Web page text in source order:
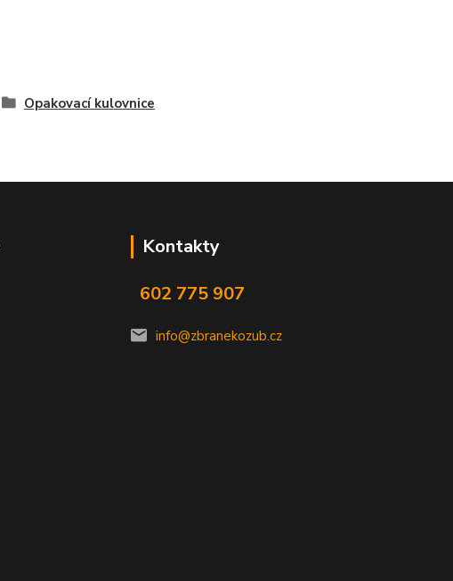
Opakovací kulovnice
Kontakty
602 775 907
info@zbranekozub.cz